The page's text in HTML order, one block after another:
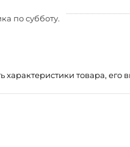
по субботу.
характеристики товара,